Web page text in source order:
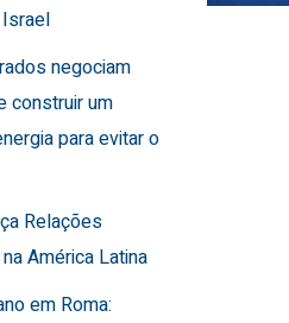
Israel
negociam
construir um
para evitar o
Relações
América Latina
em Roma: